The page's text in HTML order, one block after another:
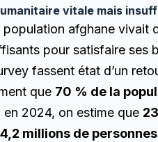
vitale mais
afghane vivait
pour satisfaire ses
fassent état d’un
que 70 % de la
en 2024, on estime que
millions de personnes